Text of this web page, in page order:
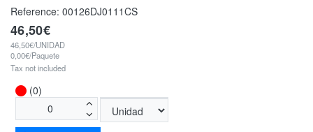
Reference: 00126DJ0111CS
46,50€
46,50€/UNIDAD
0,00€/Paquete
Tax not included
(0)